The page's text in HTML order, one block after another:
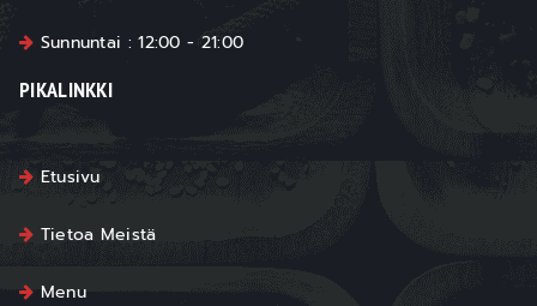
Sunnuntai : 12:00 - 21:00
PIKALINKKI
Etusivu
Tietoa Meistä
Menu